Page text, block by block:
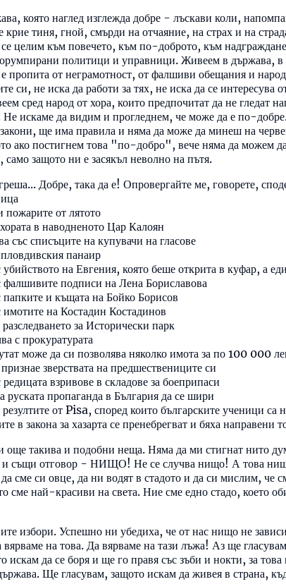
която наглед изглежда добре - лъскави коли,
крие тиня, гной, смърди на отчаяние, на страх и на
целим към повечето, към по-доброто, към
политици и управници. Живеем в държава, в
пропита от неграмотност, от фалшиви обещания и
си, не иска да работи за тях, не иска да се
сред народ от хора, които предпочитат да не гледат
Не искаме да видим и прогледнем, че може да е по-
ще има правила и няма да може да минеш на
ако постигнем това "по-добро", вече няма да можем
само защото ни е засякъл неволно на пътя.
Добре, така да е! Опровергайте ме, говорете,
пожарите от лятото
в наводненото Цар Калоян
със списъците на купувачи на гласове
панаир
на Евгения, която беше открита в куфар, а
фалшивите подписи на Лена Бориславова
папките и къщата на Бойко Борисов
имотите на Костадин Костадинов
за Исторически парк
с прокуратурата
може да си позволява няколко имота за по 100 000
зверствата на предшествениците си
взривове в складове за боеприпаси
руската пропаганда в България да се шири
от Pisa, според които българските ученици
в закона за хазарта се пренебрегват и бяха направени
такива и подобни неща. Няма да ми стигнат нито
и същи отговор - НИЩО! Не се случва нищо! А това
сме си овце, да ни водят в стадото и да си мислим,
сме най-красиви на света. Ние сме едно стадо, което
избори. Успешно ни убедиха, че от нас нищо не
вярваме на това. Да вярваме на тази лъжа! Аз ще
искам да се боря и ще го правя със зъби и нокти, за
Ще гласувам, защото искам да живея в страна,